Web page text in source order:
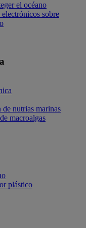
el océano
sobre
de nutrias marinas
macroalgas
plástico